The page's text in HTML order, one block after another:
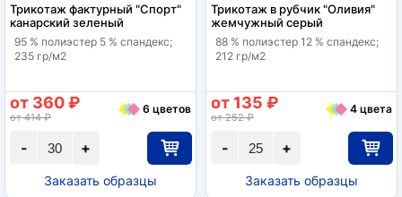
Трикотаж фактурный "Спорт"
канарский зеленый
95 % полиэстер 5 % спандекс;
235 гр/м2
+
-
от 360 ₽
от 414 ₽
6 цветов
Заказать образцы
Трикотаж в рубчик "Оливия"
жемчужный серый
88 % полиэстер 12 % спандекс;
212 гр/м2
+
-
от 135 ₽
от 252 ₽
4 цвета
Заказать образцы